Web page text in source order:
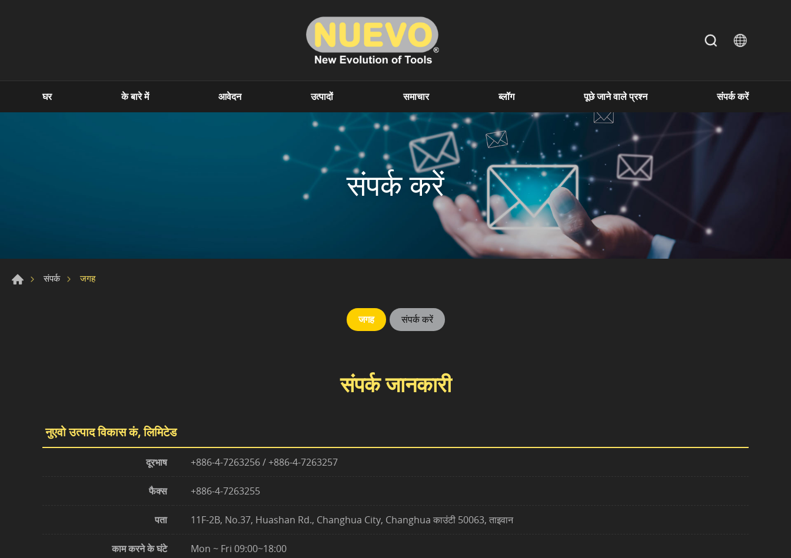
घर के बारे में आवेदन उत्पादों समाचार ब्लॉग पूछे जाने वाले प्रश्न संपर्क करें
संपर्क करें
संपर्क जगह
जगह संपर्क करें
संपर्क जानकारी
नुएवो उत्पाद विकास कं, लिमिटेड
दूरभाष +886-4-7263256 / +886-4-7263257
फैक्स +886-4-7263255
पता 11F-2B, No.37, Huashan Rd., Changhua City, Changhua काउंटी 50063, ताइवान
काम करने के घंटे Mon ~ Fri 09:00~18:00